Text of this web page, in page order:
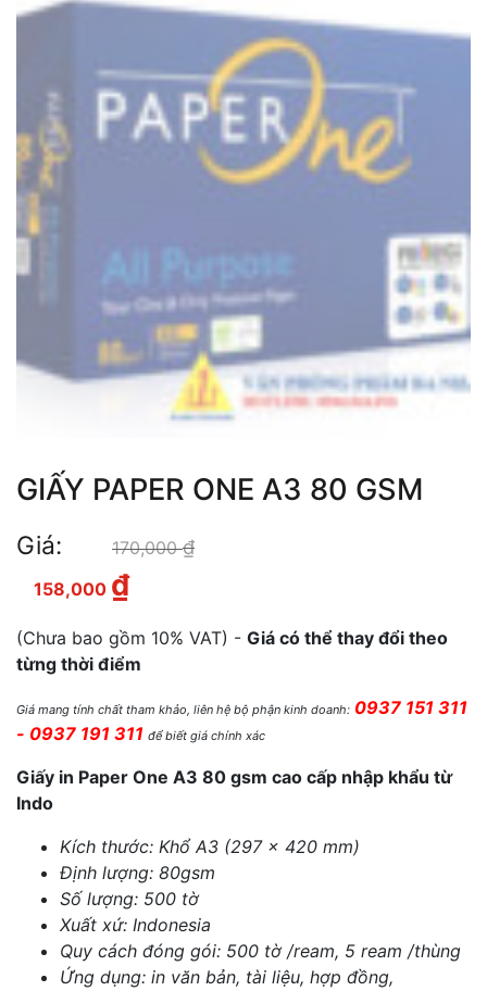
GIẤY PAPER ONE A3 80 GSM
Giá: 170,000₫
158,000 ₫
(Chưa bao gồm 10% VAT) - Giá có thể thay đổi theo
từng thời điểm
Giá mang tính chất tham khảo, liên hệ bộ phận kinh doanh: 0937 151 311
- 0937 191 311 để biết giá chính xác
Giấy in Paper One A3 80 gsm cao cấp nhập khẩu từ
Indo
Kích thước: Khổ A3 (297 x 420 mm)
Định lượng: 80gsm
Số lượng: 500 tờ
Xuất xứ: Indonesia
Quy cách đóng gói: 500 tờ /ream, 5 ream /thùng
Ứng dụng: in văn bản, tài liệu, hợp đồng,